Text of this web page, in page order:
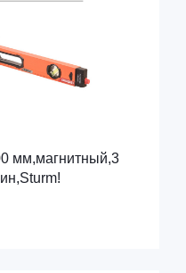
мм,магнитный,3